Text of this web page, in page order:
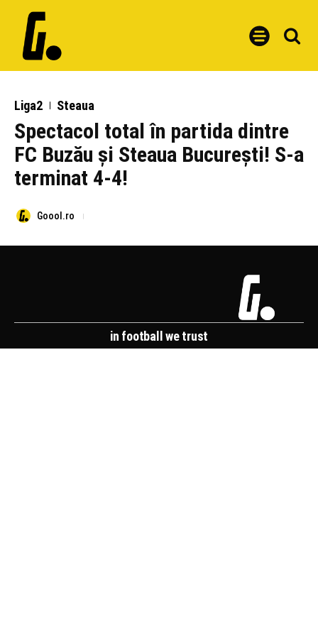
Liga2 Steaua
Spectacol total în partida dintre
FC Buzău și Steaua București! S-a
terminat 4-4!
Goool.ro
in football we trust